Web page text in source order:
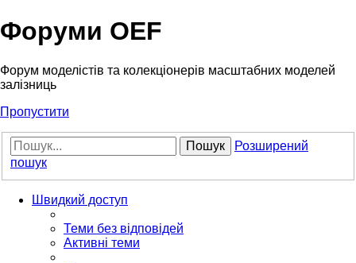
Форуми OEF
Форум моделістів та колекціонерів масштабних моделей
залізниць
Пропустити
Пошук
Розширений
пошук
Швидкий доступ
Теми без відповідей
Активні теми